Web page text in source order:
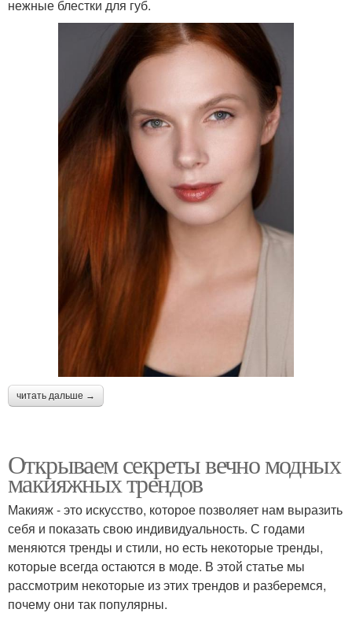
нежные блестки для губ.
читать дальше →
Открываем секреты вечно модных
макияжных трендов
Макияж - это искусство, которое позволяет нам выразить
себя и показать свою индивидуальность. С годами
меняются тренды и стили, но есть некоторые тренды,
которые всегда остаются в моде. В этой статье мы
рассмотрим некоторые из этих трендов и разберемся,
почему они так популярны.